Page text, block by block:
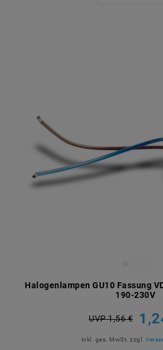
Halogenlampen GU10 Fassung
190-230V
UVP 1,56 €
inkl. ges. MwSt. zzgl.